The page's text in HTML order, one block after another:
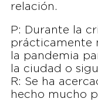
relación.
P: Durante la
prácticamente
la pandemia
la ciudad o
R: Se ha
hecho mucho